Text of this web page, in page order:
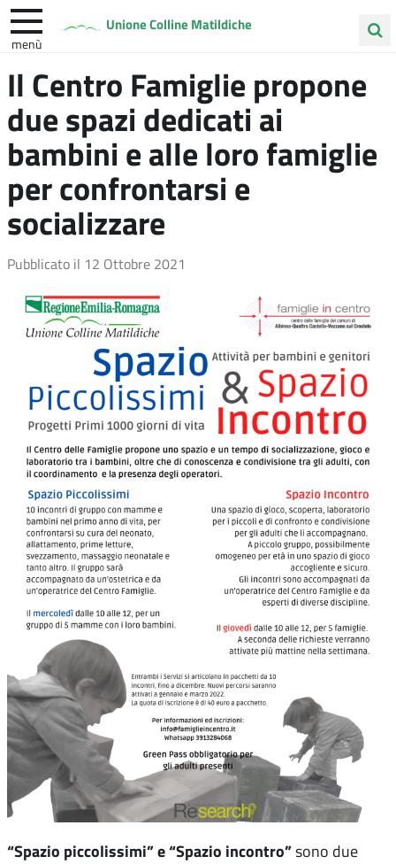
Unione Colline Matildiche
menù
sito
Albinea Quattro Castella
Il Centro Famiglie propone
due spazi dedicati ai
bambini e alle loro famiglie
per confrontarsi e
socializzare
Pubblicato il 12 Ottobre 2021
“Spazio piccolissimi” e “Spazio incontro”sono due